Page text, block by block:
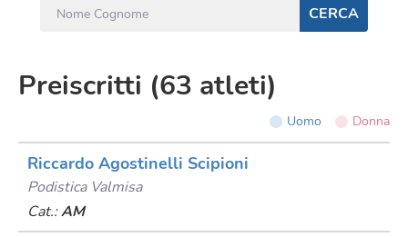
CERCA
Preiscritti (63 atleti)
Uomo Donna
Riccardo Agostinelli Scipioni
Podistica Valmisa
Cat.:AM